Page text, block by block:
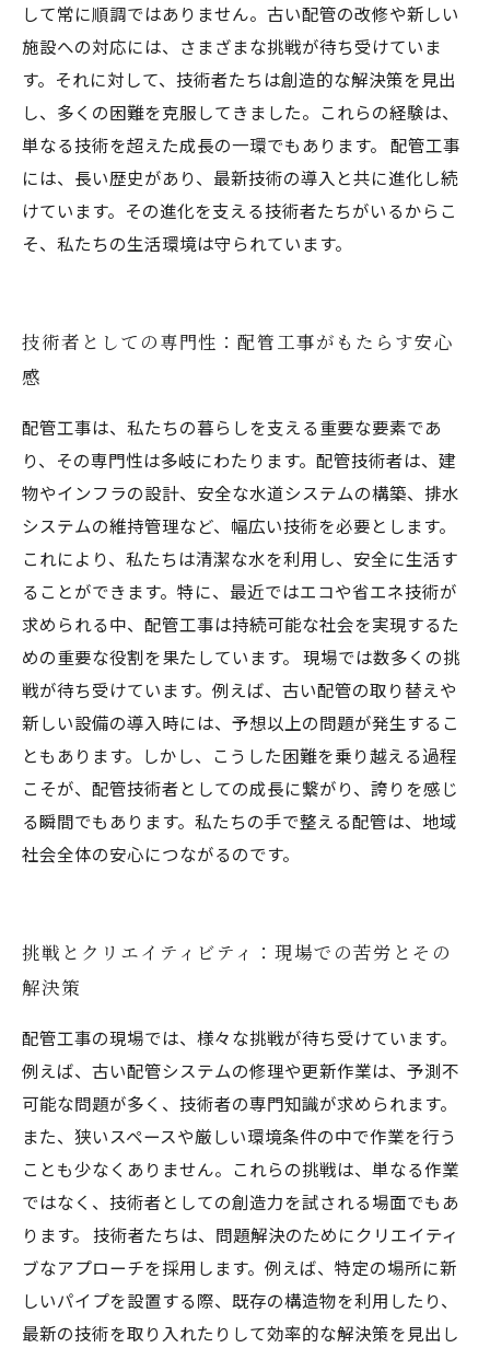
して常に順調ではありません。古い配管の改修や新しい
施設への対応には、さまざまな挑戦が待ち受けていま
す。それに対して、技術者たちは創造的な解決策を見出
し、多くの困難を克服してきました。これらの経験は、
単なる技術を超えた成長の一環でもあります。 配管工事
には、長い歴史があり、最新技術の導入と共に進化し続
けています。その進化を支える技術者たちがいるからこ
そ、私たちの生活環境は守られています。
技術者としての専門性：配管工事がもたらす安心
感
配管工事は、私たちの暮らしを支える重要な要素であ
り、その専門性は多岐にわたります。配管技術者は、建
物やインフラの設計、安全な水道システムの構築、排水
システムの維持管理など、幅広い技術を必要とします。
これにより、私たちは清潔な水を利用し、安全に生活す
ることができます。特に、最近ではエコや省エネ技術が
求められる中、配管工事は持続可能な社会を実現するた
めの重要な役割を果たしています。 現場では数多くの挑
戦が待ち受けています。例えば、古い配管の取り替えや
新しい設備の導入時には、予想以上の問題が発生するこ
ともあります。しかし、こうした困難を乗り越える過程
こそが、配管技術者としての成長に繋がり、誇りを感じ
る瞬間でもあります。私たちの手で整える配管は、地域
社会全体の安心につながるのです。
挑戦とクリエイティビティ：現場での苦労とその
解決策
配管工事の現場では、様々な挑戦が待ち受けています。
例えば、古い配管システムの修理や更新作業は、予測不
可能な問題が多く、技術者の専門知識が求められます。
また、狭いスペースや厳しい環境条件の中で作業を行う
ことも少なくありません。これらの挑戦は、単なる作業
ではなく、技術者としての創造力を試される場面でもあ
ります。 技術者たちは、問題解決のためにクリエイティ
ブなアプローチを採用します。例えば、特定の場所に新
しいパイプを設置する際、既存の構造物を利用したり、
最新の技術を取り入れたりして効率的な解決策を見出し